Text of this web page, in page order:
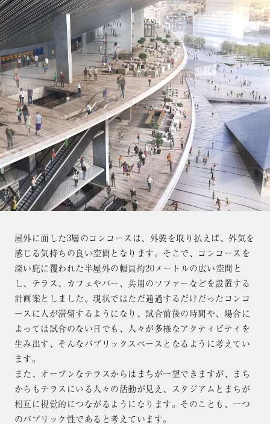
屋外に面した3層のコンコースは、外装を取り払えば、外気を
感じる気持ちの良い空間となります。そこで、コンコースを
深い庇に覆われた半屋外の幅員約20メートルの広い空間と
し、テラス、カフェやバー、共用のソファーなどを設置する
計画案としました。現状ではただ通過するだけだったコンコ
ースに人が滞留するようになり、試合前後の時間や、場合に
よっては試合のない日でも、人々が多様なアクティビティを
生み出す、そんなパブリックスペースとなるように考えてい
ます。
また、オープンなテラスからはまちが一望できますが、まち
からもテラスにいる人々の活動が見え、スタジアムとまちが
相互に視覚的につながるようになります。そのことも、一つ
のパブリック性であると考えています。